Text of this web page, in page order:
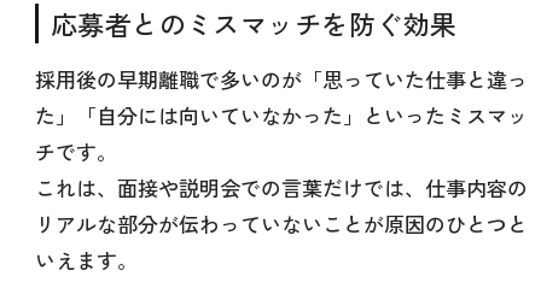
応募者とのミスマッチを防ぐ効果
採用後の早期離職で多いのが「思っていた仕事と違っ
た」「自分には向いていなかった」といったミスマッ
チです。
これは、面接や説明会での言葉だけでは、仕事内容の
リアルな部分が伝わっていないことが原因のひとつと
いえます。